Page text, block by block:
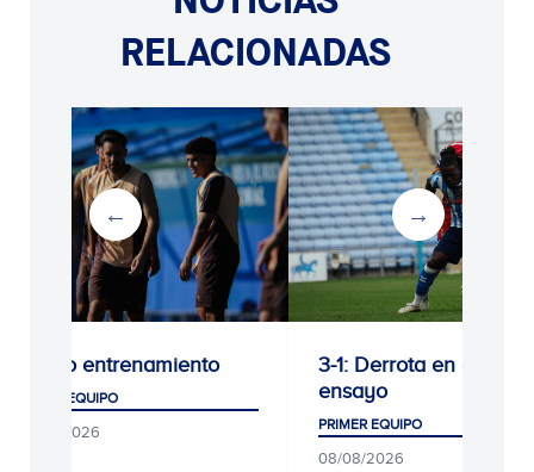
RELACIONADAS
Último entrenamiento
PRIMER EQUIPO
09/08/2026
3-1: Derrota en el
ensayo
PRIMER EQUIPO
08/08/2026